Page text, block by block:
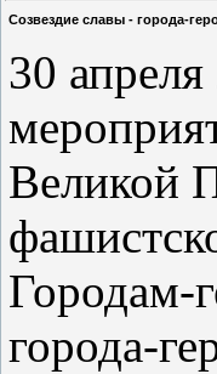
Созвездие славы - города-
30
Великой
Городам-
города-